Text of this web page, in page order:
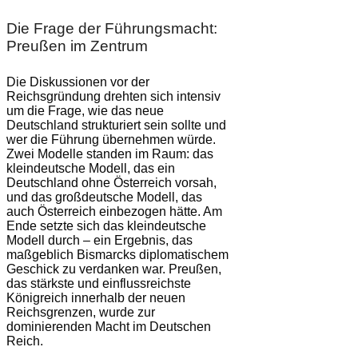
Die Frage der Führungsmacht:
Preußen im Zentrum
Die Diskussionen vor der
Reichsgründung drehten sich intensiv
um die Frage, wie das neue
Deutschland strukturiert sein sollte und
wer die Führung übernehmen würde.
Zwei Modelle standen im Raum: das
kleindeutsche Modell, das ein
Deutschland ohne Österreich vorsah,
und das großdeutsche Modell, das
auch Österreich einbezogen hätte. Am
Ende setzte sich das kleindeutsche
Modell durch – ein Ergebnis, das
maßgeblich Bismarcks diplomatischem
Geschick zu verdanken war. Preußen,
das stärkste und einflussreichste
Königreich innerhalb der neuen
Reichsgrenzen, wurde zur
dominierenden Macht im Deutschen
Reich.